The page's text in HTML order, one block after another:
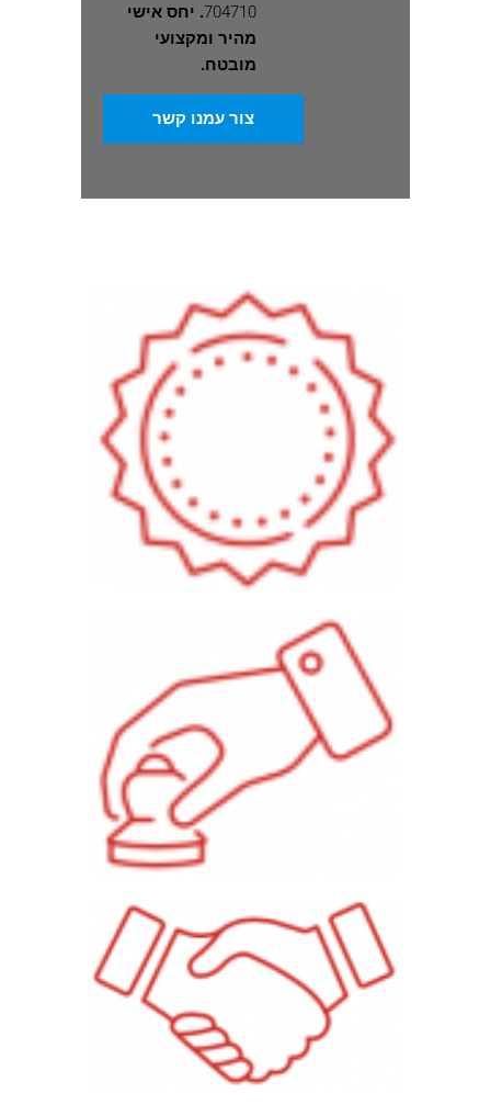
704710. יחס אישי
מהיר ומקצועי
מובטח.
צור עמנו קשר